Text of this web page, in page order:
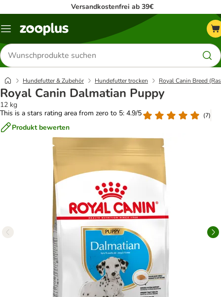
Versandkostenfrei ab 39€
Menü
Produkte
suchen
Hundefutter & Zubehör Hundefutter trocken Royal Canin Breed
Royal Canin Dalmatian Puppy
12 kg
This is a stars rating area from zero to 5: 4.9/5
(7)
Produkt bewerten